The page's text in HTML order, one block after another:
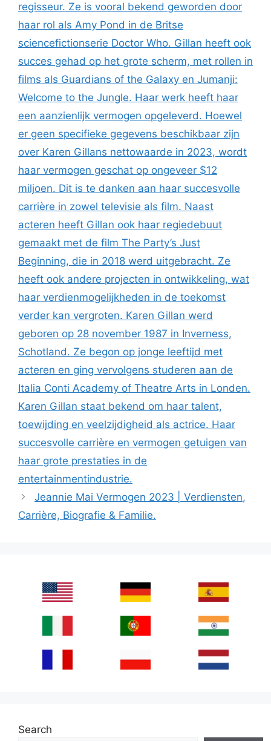
regisseur. Ze is vooral bekend geworden door
haar rol als Amy Pond in de Britse
sciencefictionserie Doctor Who. Gillan heeft ook
succes gehad op het grote scherm, met rollen in
films als Guardians of the Galaxy en Jumanji:
Welcome to the Jungle. Haar werk heeft haar
een aanzienlijk vermogen opgeleverd. Hoewel
er geen specifieke gegevens beschikbaar zijn
over Karen Gillans nettowaarde in 2023, wordt
haar vermogen geschat op ongeveer $12
miljoen. Dit is te danken aan haar succesvolle
carrière in zowel televisie als film. Naast
acteren heeft Gillan ook haar regiedebuut
gemaakt met de film The Party’s Just
Beginning, die in 2018 werd uitgebracht. Ze
heeft ook andere projecten in ontwikkeling, wat
haar verdienmogelijkheden in de toekomst
verder kan vergroten. Karen Gillan werd
geboren op 28 november 1987 in Inverness,
Schotland. Ze begon op jonge leeftijd met
acteren en ging vervolgens studeren aan de
Italia Conti Academy of Theatre Arts in Londen.
Karen Gillan staat bekend om haar talent,
toewijding en veelzijdigheid als actrice. Haar
succesvolle carrière en vermogen getuigen van
haar grote prestaties in de
entertainmentindustrie.
Jeannie Mai Vermogen 2023 | Verdiensten,
Carrière, Biografie & Familie.
Search